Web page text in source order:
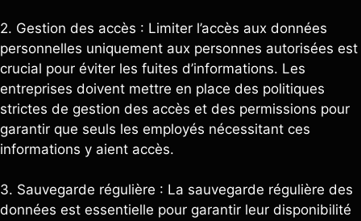
2. Gestion des accès : Limiter l’accès aux données
personnelles uniquement aux personnes autorisées est
crucial pour éviter les fuites d’informations. Les
entreprises doivent mettre en place des politiques
strictes de gestion des accès et des permissions pour
garantir que seuls les employés nécessitant ces
informations y aient accès.
3. Sauvegarde régulière : La sauvegarde régulière des
données est essentielle pour garantir leur disponibilité